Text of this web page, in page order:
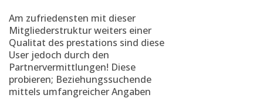
Am zufriedensten mit dieser
Mitgliederstruktur weiters einer
Qualitat des prestations sind diese
User jedoch durch den
Partnervermittlungen! Diese
probieren; Beziehungssuchende
mittels umfangreicher Angaben